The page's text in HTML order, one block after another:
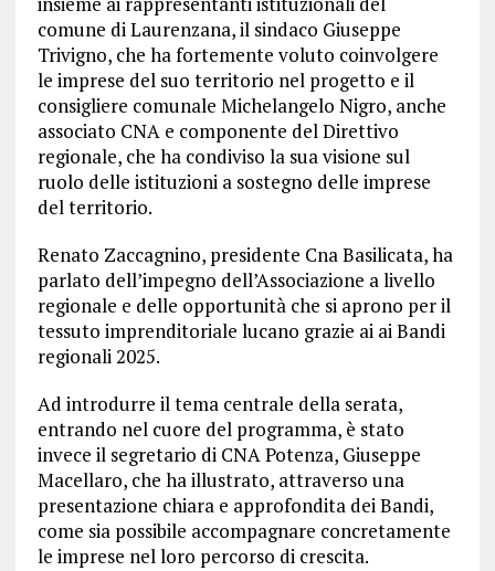
comune di Laurenzana, il sindaco Giuseppe
Trivigno, che ha fortemente voluto coinvolgere
le imprese del suo territorio nel progetto e il
consigliere comunale Michelangelo Nigro, anche
associato CNA e componente del Direttivo
regionale, che ha condiviso la sua visione sul
ruolo delle istituzioni a sostegno delle imprese
del territorio.
Renato Zaccagnino, presidente Cna Basilicata, ha
parlato dell’impegno dell’Associazione a livello
regionale e delle opportunità che si aprono per il
tessuto imprenditoriale lucano grazie ai ai Bandi
regionali 2025.
Ad introdurre il tema centrale della serata,
entrando nel cuore del programma, è stato
invece il segretario di CNA Potenza, Giuseppe
Macellaro, che ha illustrato, attraverso una
presentazione chiara e approfondita dei Bandi,
come sia possibile accompagnare concretamente
le imprese nel loro percorso di crescita.